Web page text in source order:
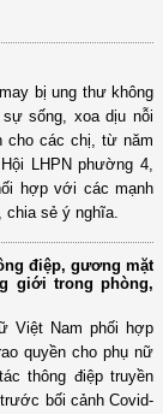
bị ung thư không
sống, xoa dịu nỗi
cho các chị, từ năm
LHPN phường 4,
hợp với các mạnh
chia sẻ ý nghĩa.
điệp, gương mặt
giới trong phòng,
Việt Nam phối hợp
quyền cho phụ nữ
thông điệp truyền
bối cảnh Covid-